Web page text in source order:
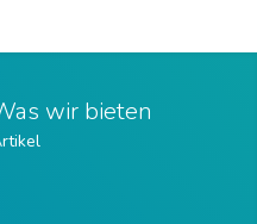
wir bieten